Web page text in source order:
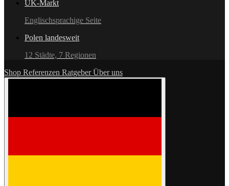
UK-Markt
Englischsprachige Seite
Polen landesweit
12 Städte, 7 Regionen
Shop Referenzen RatgeberÜber uns